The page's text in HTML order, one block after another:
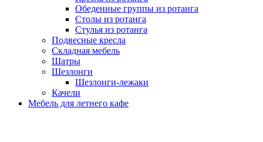
Обеденные группы из ротанга
Столы из ротанга
Стулья из ротанга
Подвесные кресла
Складная мебель
Шатры
Шезлонги
Шезлонги-лежаки
Качели
Мебель для летнего кафе